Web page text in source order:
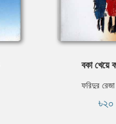
বকা খেয়ে
ফরিদুর
৳২০